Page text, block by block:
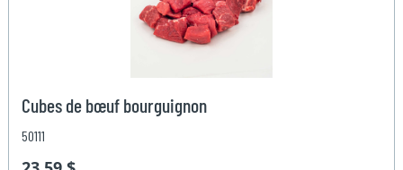
Cubes de bœuf bourguignon
50111